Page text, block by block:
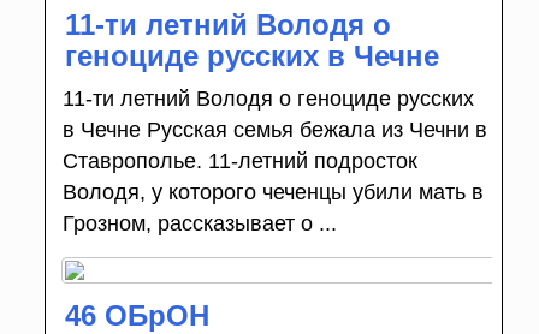
11-ти летний Володя о
геноциде русских в Чечне
11-ти летний Володя о геноциде русских
в Чечне Русская семья бежала из Чечни в
Ставрополье. 11-летний подросток
Володя, у которого чеченцы убили мать в
Грозном, рассказывает о ...
46 ОБрОН